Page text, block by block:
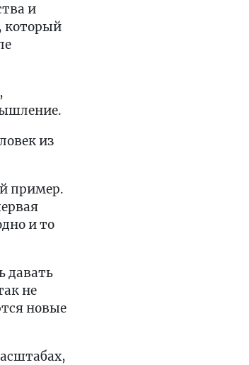
и
который
из
пример.
и то
давать
не
новые